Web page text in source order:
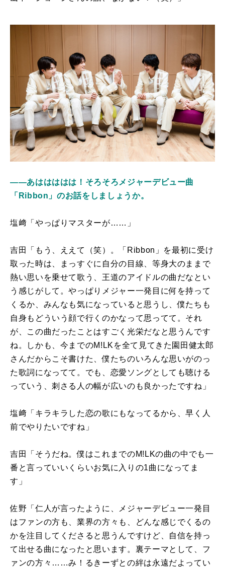
――あははははは！そろそろメジャーデビュー曲
「Ribbon」のお話をしましょうか。
塩﨑「やっぱりマスターが……」
吉田「もう、ええて（笑）。「Ribbon」を最初に受け
取った時は、まっすぐに自分の目線、等身大のままで
熱い思いを乗せて歌う、王道のアイドルの曲だなとい
う感じがして。やっぱりメジャー一発目に何を持って
くるか、みんなも気になっていると思うし、僕たちも
自身もどういう顔で行くのかなって思ってて。それ
が、この曲だったことはすごく光栄だなと思うんです
ね。しかも、今までのM!LKを全て見てきた園田健太郎
さんだからこそ書けた、僕たちのいろんな思いがのっ
た歌詞になってて。でも、恋愛ソングとしても聴ける
っていう、刺さる人の幅が広いのも良かったですね」
塩﨑「キラキラした恋の歌にもなってるから、早く人
前でやりたいですね」
吉田「そうだね。僕はこれまでのM!LKの曲の中でも一
番と言っていいくらいお気に入りの1曲になってま
す」
佐野「仁人が言ったように、メジャーデビュー一発目
はファンの方も、業界の方々も、どんな感じでくるの
かを注目してくださると思うんですけど、自信を持っ
て出せる曲になったと思います。裏テーマとして、フ
ァンの方々……み！るきーずとの絆は永遠だよってい